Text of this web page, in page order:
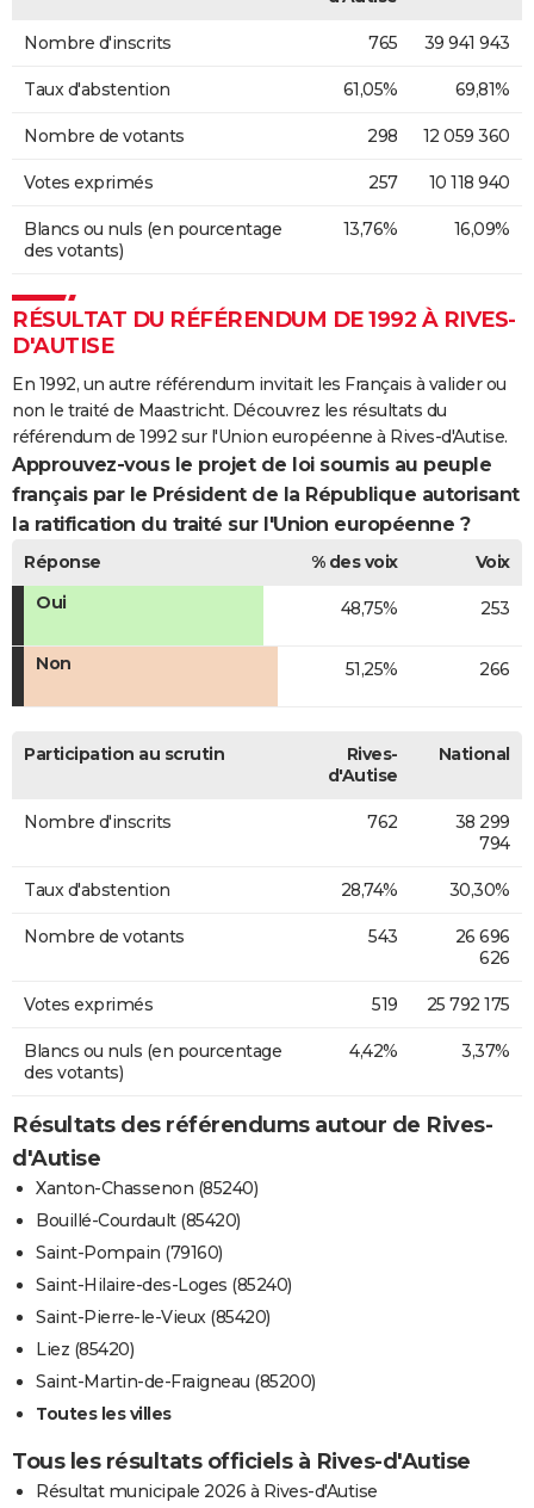
Nombre d'inscrits 765 39 941 943
Taux d'abstention 61,05% 69,81%
Nombre de votants 298 12 059 360
Votes exprimés 257 10 118 940
Blancs ou nuls (en pourcentage
des votants)
13,76% 16,09%
RÉSULTAT DU RÉFÉRENDUM DE 1992 À RIVES-
D'AUTISE
En 1992, un autre référendum invitait les Français à valider ou
non le traité de Maastricht. Découvrez les résultats du
référendum de 1992 sur l'Union européenne à Rives-d'Autise.
Approuvez-vous le projet de loi soumis au peuple
français par le Président de la République autorisant
la ratification du traité sur l'Union européenne ?
Réponse % des voix
Voix
Oui
48,75% 253
Non 51,25% 266
Participation au scrutin
Rives-
d'Autise
National
Nombre d'inscrits 762
38 299
794
Taux d'abstention 28,74% 30,30%
Nombre de votants 543
26 696
626
Votes exprimés 519 25 792 175
Blancs ou nuls (en pourcentage
des votants)
4,42% 3,37%
Résultats des référendums autour de Rives-
d'Autise
Xanton-Chassenon (85240)
Bouillé-Courdault (85420)
Saint-Pompain (79160)
Saint-Hilaire-des-Loges (85240)
Saint-Pierre-le-Vieux (85420)
Liez (85420)
Saint-Martin-de-Fraigneau (85200)
Toutes les villes
Tous les résultats officiels à Rives-d'Autise
Résultat municipale 2026 à Rives-d'Autise